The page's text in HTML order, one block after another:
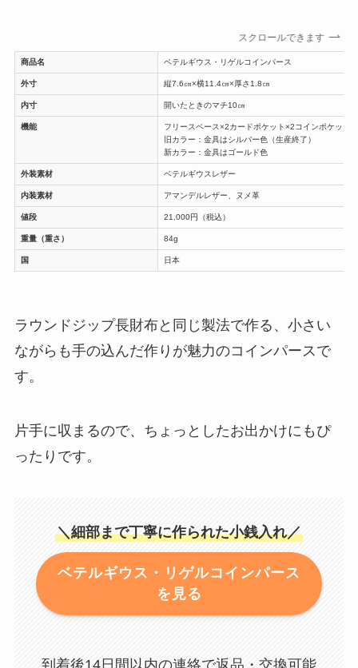
スクロールできます
商品名 ベテルギウス・リゲルコインパース
外寸 縦7.6㎝×横11.4㎝×厚さ1.8㎝
内寸 開いたときのマチ10㎝
機能
フリースペース×2カードポケット×2コインポケット
旧カラー：金具はシルバー色（生産終了）
新カラー：金具はゴールド色
外装素材 ベテルギウスレザー
内装素材 アマンデルレザー、ヌメ革
値段 21,000円（税込）
重量（重さ） 84g
国 日本
ラウンドジップ長財布と同じ製法で作る、小さい
ながらも手の込んだ作りが魅力のコインパースで
す。
片手に収まるので、ちょっとしたお出かけにもぴ
ったりです。
＼細部まで丁寧に作られた小銭入れ／
ベテルギウス・リゲルコインパース
を見る
到着後14日間以内の連絡で返品・交換可能